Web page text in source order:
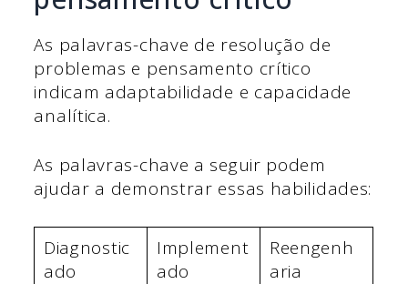
As palavras-chave de resolução de
problemas e pensamento crítico
indicam adaptabilidade e capacidade
analítica.
As palavras-chave a seguir podem
ajudar a demonstrar essas habilidades:
Diagnostic
ado
Implement
ado
Reengenh
aria